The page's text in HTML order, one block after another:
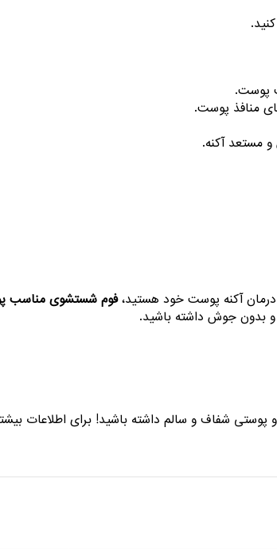
پوست.
منافذ پوست.
مستعد آکنه.
آکنه پوست خود هستید،فوم شستشوی مناسب
بدون جوش داشته باشید.
پوستی شفاف و سالم داشته باشید! برای اطلاعات